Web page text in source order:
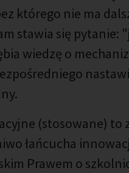
którego nie ma
stawia się pytanie:
wiedzę o
(stosowane) to
łańcucha
Prawem o